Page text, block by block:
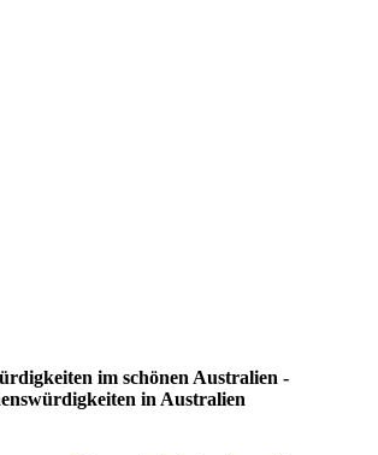
im schönen Australien -
in Australien